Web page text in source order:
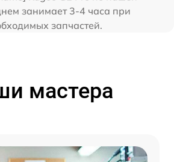
занимает 3-4 часа при
запчастей.
мастера